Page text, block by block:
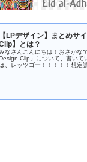
【LPデザイン】まとめサ
】とは？
なさんこんにちは！おさかな
Clip」について、書いて
、レッツゴー！！！！！想定